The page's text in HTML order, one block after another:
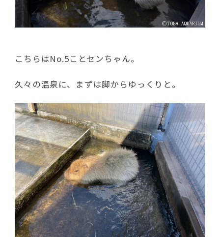
こちらはNo.5ことセンちゃん。
久々の温泉に、まずは脚からゆっくりと。